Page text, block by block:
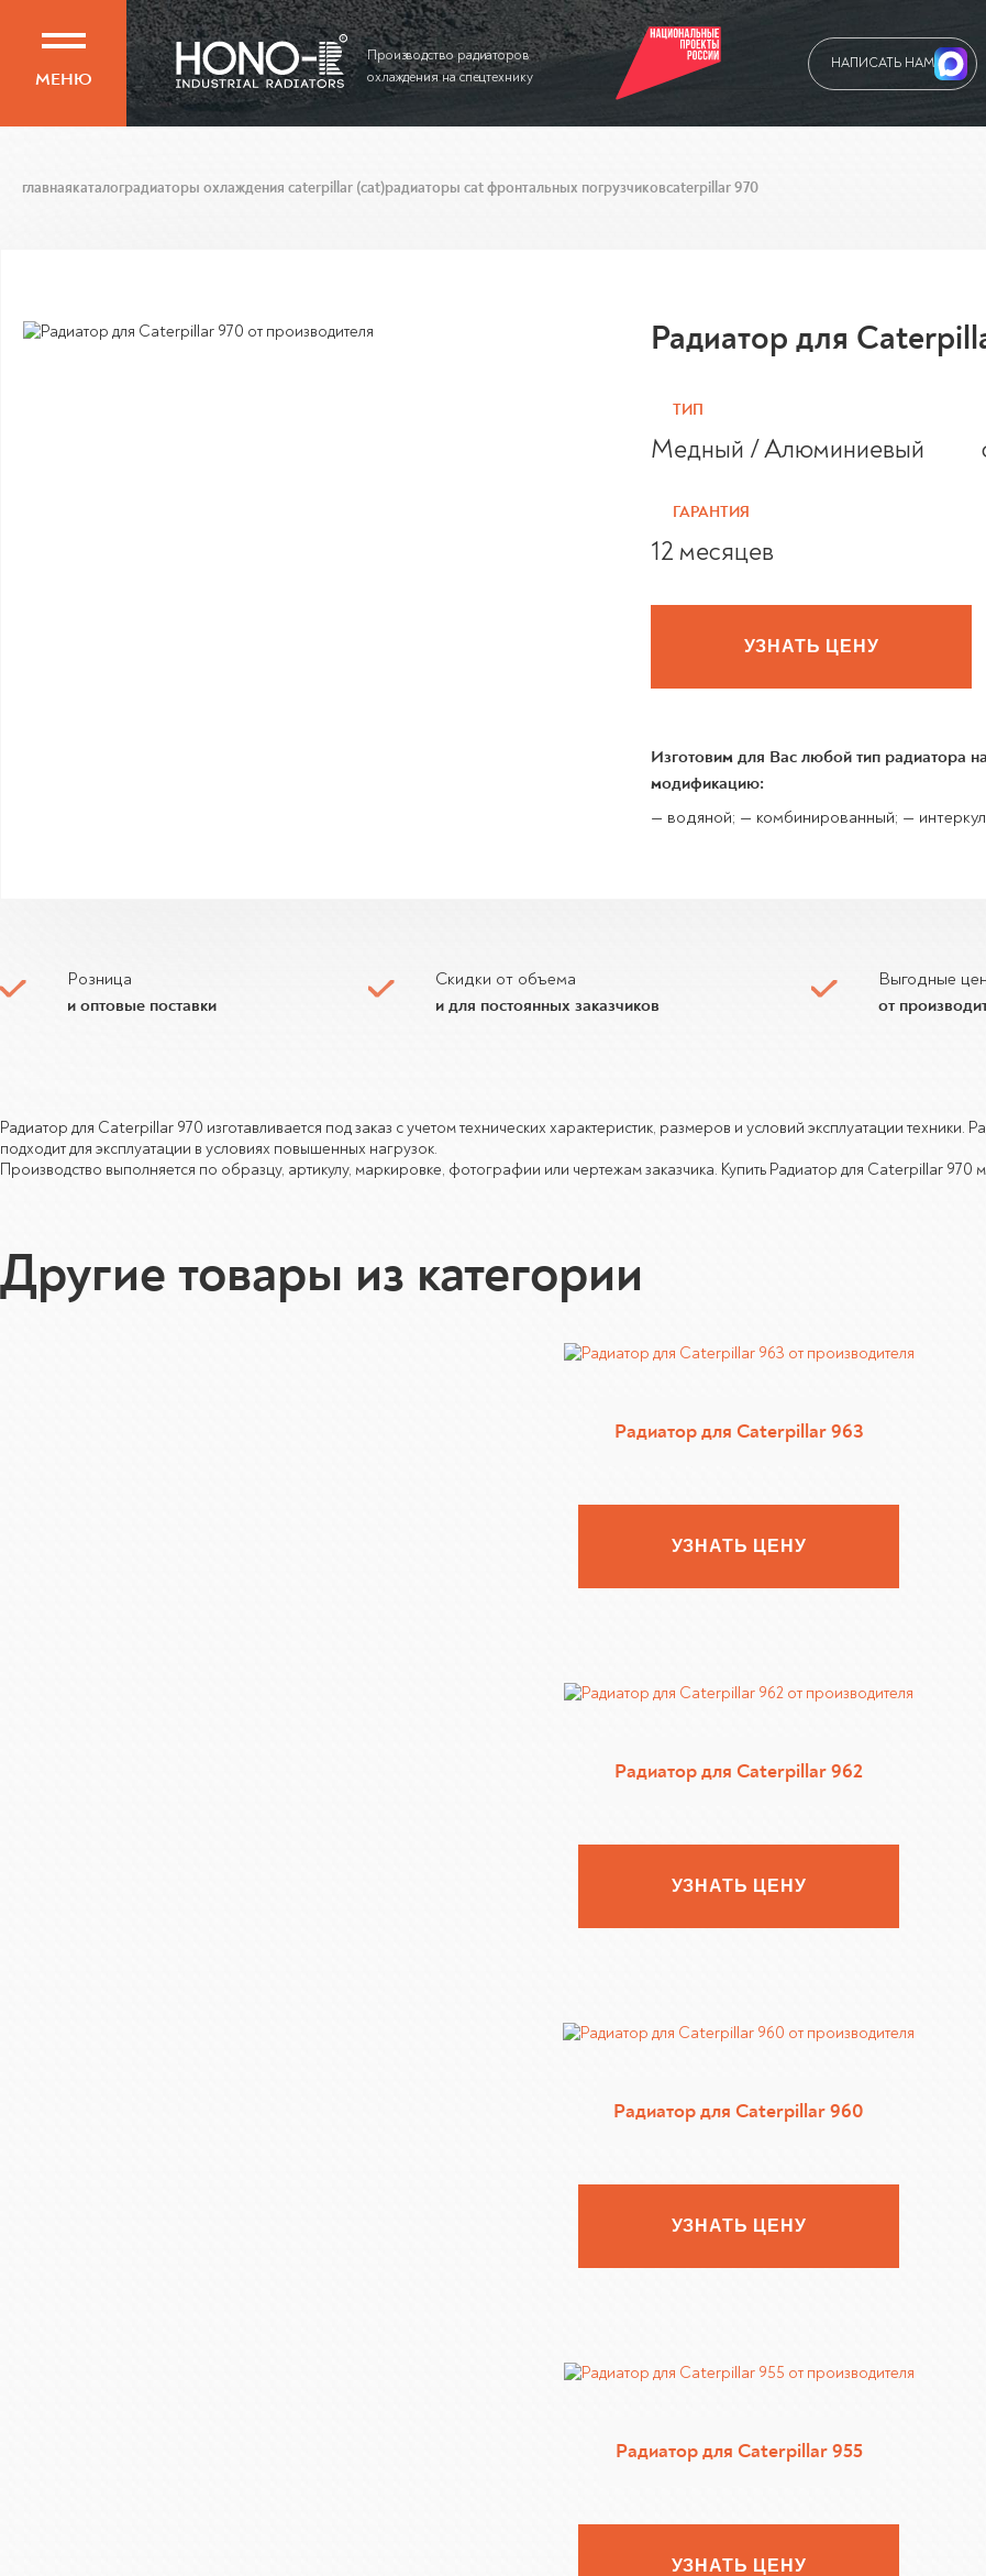
МЕНЮ
Производство радиаторов
охлаждения на спецтехнику
НАПИСАТЬ НАМ
главнаякаталоградиаторы охлаждения caterpillar (cat)радиаторы cat фронтальных погрузчиковcaterpillar 970
Радиатор для
ТИП
Медный / Алюминиевый
ГАРАНТИЯ
12 месяцев
УЗНАТЬ ЦЕНУ
Изготовим для Вас любой тип радиатора
модификацию:
— водяной; — комбинированный; —
Розница
и оптовые поставки
Скидки от объема
и для постоянных заказчиков
Выгодные
от
Радиатор для Caterpillar 970 изготавливается под заказ с учетом технических характеристик, размеров и условий эксплуатации
подходит для эксплуатации в условиях повышенных нагрузок.
Производство выполняется по образцу, артикулу, маркировке, фотографии или чертежам заказчика. Купить Радиатор для Caterpillar
Другие товары из категории
Радиатор для Caterpillar 963
УЗНАТЬ ЦЕНУ
Радиатор для Caterpillar 962
УЗНАТЬ ЦЕНУ
Радиатор для Caterpillar 960
УЗНАТЬ ЦЕНУ
Радиатор для Caterpillar 955
УЗНАТЬ ЦЕНУ